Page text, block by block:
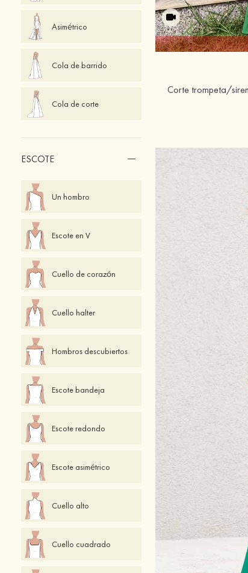
Asimétrico
Cola de barrido
Cola de corte
ESCOTE
Un hombro
Escote en V
Cuello de corazón
Cuello halter
Hombros descubiertos
Escote bandeja
Escote redondo
Escote asimétrico
Cuello alto
Cuello cuadrado